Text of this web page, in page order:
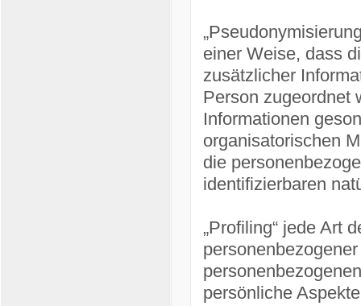
einer Weise, dass
zusätzlicher
Person zugeordnet
Informationen
organisatorischen
die
identifizierbaren
„Profiling“ jede Art
persönliche